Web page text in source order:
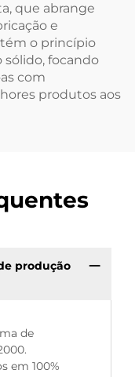
que abrange
e
o princípio
focando
com
produtos aos
produção
de
em 100%